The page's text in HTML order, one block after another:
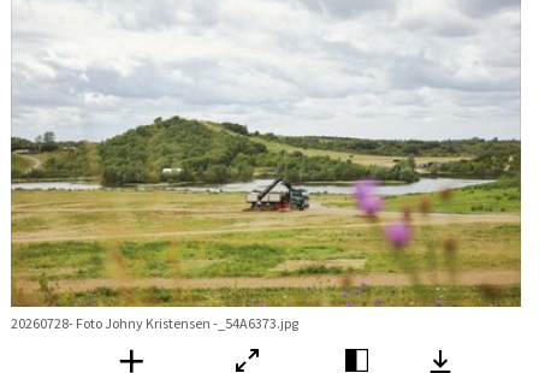
20260728- Foto Johny Kristensen -_54A6373.jpg